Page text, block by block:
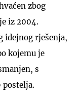
zbog
iz 2004.
idejnog rješenja,
kojemu je
s
postelja.